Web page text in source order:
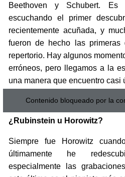
Beethoven y Schubert. Es
escuchando el primer
recientemente acuñada, y
fueron de hecho las
repertorio. Hay algunos
erróneos, pero llegamos a la
una manera que encuentro casi
Contenido bloqueado por la
¿Rubinstein u Horowitz?
Siempre fue Horowitz
últimamente he
especialmente las